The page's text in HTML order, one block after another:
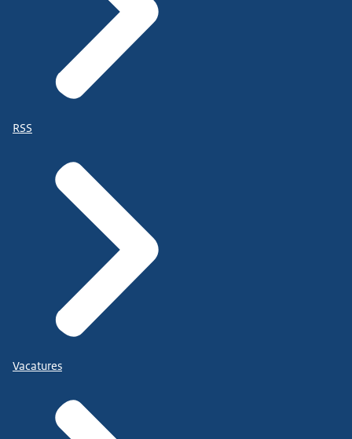
RSS
Vacatures